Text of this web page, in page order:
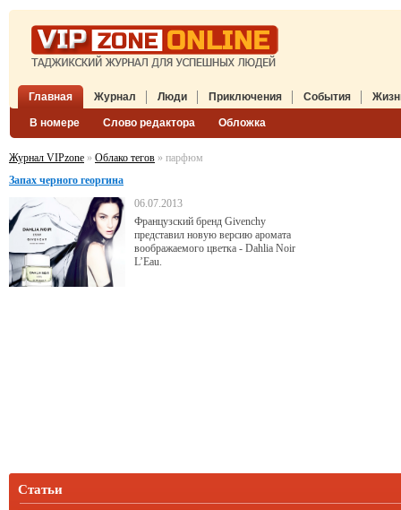
Главная Журнал
В номере Слово редактора Обложка
Люди Приключения События
Журнал VIPzone » Облако тегов » парфюм
Запах черного георгина
06.07.2013
Французский бренд Givenchy
представил новую версию аромата
воображаемого цветка - Dahlia Noir
L’Eau.
Статьи